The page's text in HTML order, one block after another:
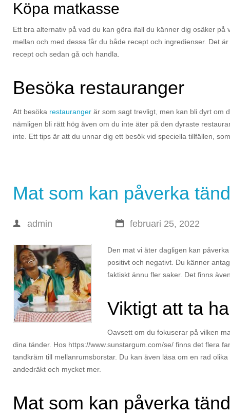
Köpa matkasse
Ett bra alternativ på vad du kan göra ifall du känner dig osäker
mellan och med dessa får du både recept och ingredienser. Det
recept och sedan gå och handla.
Besöka restauranger
Att besöka restauranger är som sagt trevligt, men kan bli dyrt om
nämligen bli rätt hög även om du inte äter på den dyraste
inte. Ett tips är att du unnar dig ett besök vid speciella tillfällen,
Mat som kan påverka
admin februari 25, 2022
Den mat vi äter dagligen kan
positivt och negativt. Du känner
faktiskt ännu fler saker. Det finns
Viktigt att ta
Oavsett om du fokuserar på vilken
dina tänder. Hos https://www.sunstargum.com/se/ finns det flera
tandkräm till mellanrumsborstar. Du kan även läsa om en rad
andedräkt och mycket mer.
Mat som kan påverka